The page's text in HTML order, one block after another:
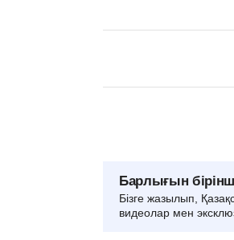
Барлығын
Бізге жазылып,
видеолар мен